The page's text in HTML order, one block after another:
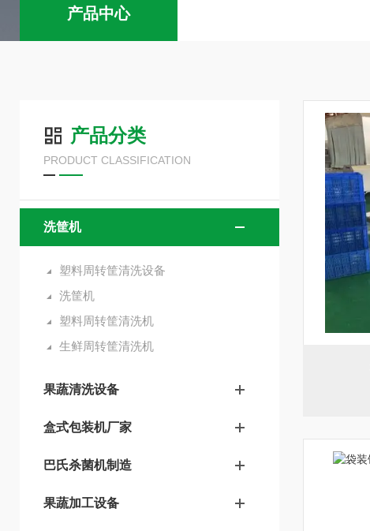
产品中心
产品分类
PRODUCT CLASSIFICATION
洗筐机
塑料周转筐清洗设备
洗筐机
塑料周转筐清洗机
生鲜周转筐清洗机
果蔬清洗设备
盒式包装机厂家
巴氏杀菌机制造
果蔬加工设备